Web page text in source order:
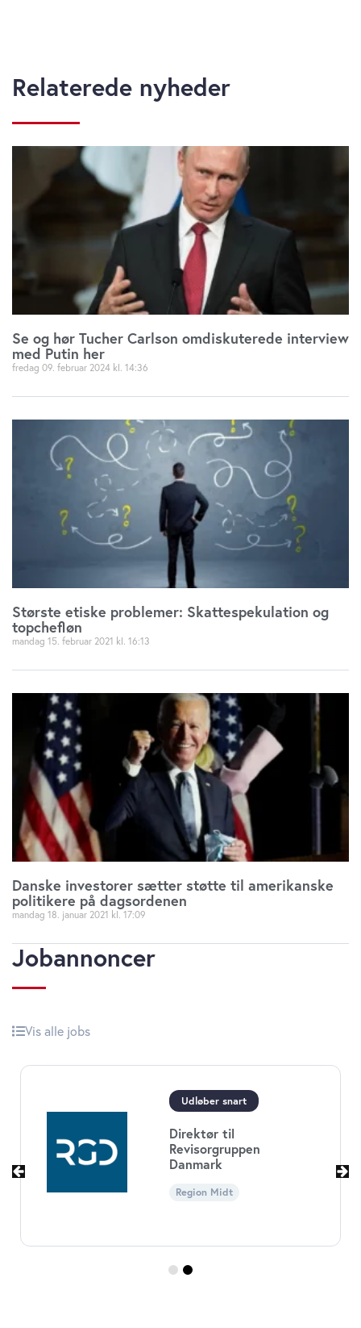
Relaterede nyheder
Se og hør Tucher Carlson omdiskuterede interview
med Putin her
fredag 09. februar 2024 14:36
Største etiske problemer: Skattespekulation og
topchefløn
mandag 15. februar 2021 16:13
Danske investorer sætter støtte til amerikanske
politikere på dagsordenen
mandag 18. januar 2021 17:09
Jobannoncer
Vis alle jobs
Økonomichef til Børne-
og
Ungdomsforvaltningen i
Københavns Kommune
Region Hovedstaden